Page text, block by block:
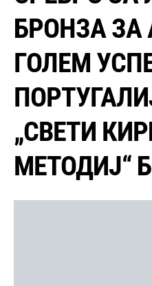
БРОНЗА ЗА
ГОЛЕМ
„СВЕТИ
МЕТОДИЈ“